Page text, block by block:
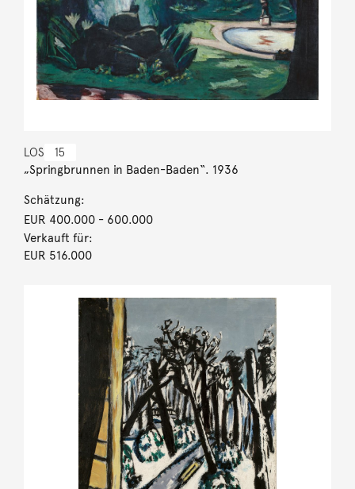
LOS 15
„Springbrunnen in Baden-Baden“. 1936
Schätzung:
EUR 400.000- 600.000
Verkauft für:
EUR 516.000